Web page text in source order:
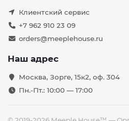
Клиентский сервис
+7 962 910 23 09
orders@meeplehouse.ru
Наш адрес
Москва, Зорге, 15к2, оф. 304
Пн.-Пт.: 10:00 — 17:00